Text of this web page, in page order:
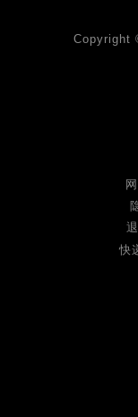
Copyright
快